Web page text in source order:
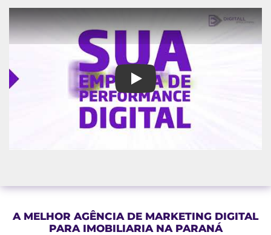
A Melhor Agência De
A MELHOR AGÊNCIA DE MARKETING DIGITAL
PARA IMOBILIARIA NA PARANÁ